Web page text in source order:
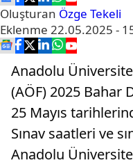
Oluşturan Özge Tekeli
Eklenme 22.05.2025 -
Anadolu
(AÖF) 2025 Bahar
25 Mayıs
Sınav saatleri ve
Anadolu